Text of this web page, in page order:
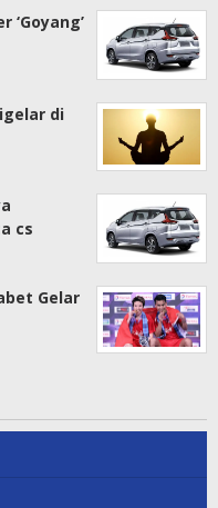
di
cs
Gelar